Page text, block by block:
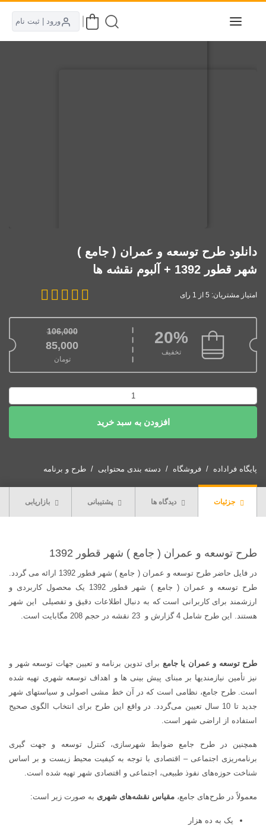
ورود | ثبت نام
دانلود طرح توسعه و عمران ( جامع )
شهر قطور 1392 + آلبوم نقشه ها
امتیاز مشتریان: 5 از 1 رای
20%
تخفیف
106,000
قیمت اصلی: 106,000تومان بود.
85,000
تومان
قیمت فعلی: 85,000تومان.
طرح
و
+
نقشه
عدد
افزودن به سبد خرید
پایگاه فراداده فروشگاه دسته بندی محتوایی طرح و برنامه
جزئیات دیدگاه ها پشتیبانی بازاریابی
طرح توسعه و عمران ( جامع ) شهر قطور 1392
در فایل حاضر طرح توسعه و عمران ( جامع ) شهر قطور 1392 ارائه می گردد.
طرح توسعه و عمران ( جامع ) شهر قطور 1392 یک محصول کاربردی و
ارزشمند برای کاربرانی است که به دنبال اطلاعات دقیق و تفصیلی این شهر
هستند. این طرح شامل 4 گزارش و 23 نقشه در حجم 208 مگابایت است.
طرح توسعه و عمران یا جامع برای تدوین برنامه و تعیین جهات توسعه شهر و
نیز تأمین نیازمندیها بر مبنای پیش بینی ها و اهداف توسعه شهری تهیه شده
است. طرح جامع، نظامی است که در آن خط مشی اصولی و سیاستهای شهر
جدید تا 10 سال تعیین می‌گردد. در واقع این طرح برای انتخاب الگوی صحیح
استفاده از اراضی شهر است.
همچنین در طرح جامع ضوابط شهرسازی، کنترل توسعه و جهت گیری
برنامه‌ریزی اجتماعی – اقتصادی با توجه به کیفیت محیط زیست و بر اساس
شناخت حوزه‌های نفوذ طبیعی، اجتماعی و اقتصادی شهر تهیه شده است.
معمولاً در طرح‌های جامع، مقیاس نقشه‌های شهری به صورت زیر است:
یک به ده هزار